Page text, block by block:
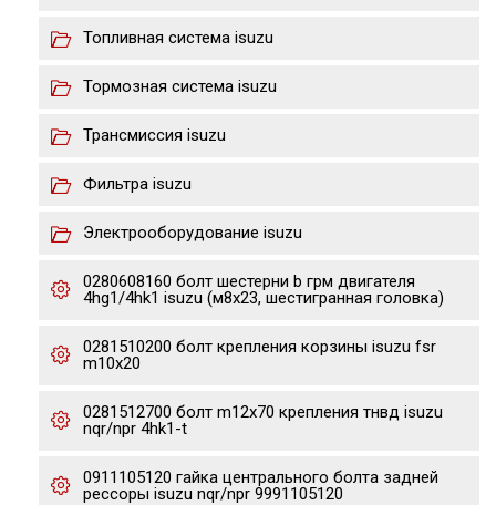
Топливная система isuzu
Тормозная система isuzu
Трансмиссия isuzu
Фильтра isuzu
Электрооборудование isuzu
0280608160 болт шестерни b грм двигателя
4hg1/4hk1 isuzu (м8х23, шестигранная головка)
0281510200 болт крепления корзины isuzu fsr
m10x20
0281512700 болт m12x70 крепления тнвд isuzu
nqr/npr 4hk1-t
0911105120 гайка центрального болта задней
рессоры isuzu nqr/npr 9991105120